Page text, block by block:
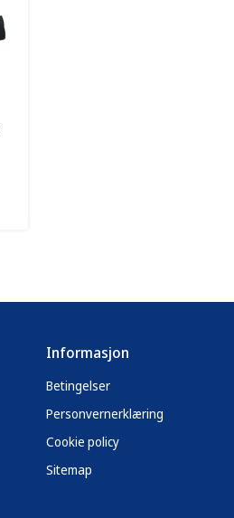
Informasjon
Betingelser
Personvernerklæring
Cookie policy
Sitemap